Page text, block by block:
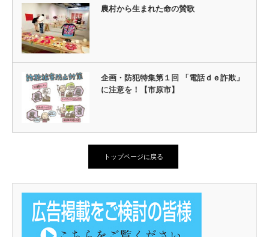
農村から生まれた命の賛歌
企画・防犯特集第１回 「電話ｄｅ詐欺」
に注意を！【市原市】
トップページに戻る